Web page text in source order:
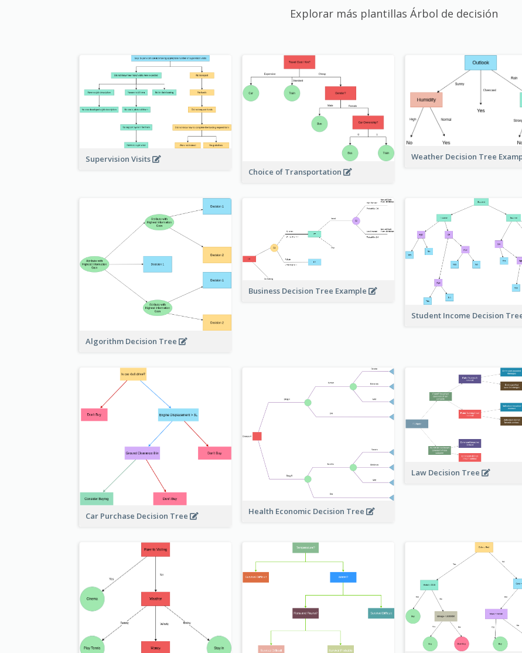
Explorar más plantillas Árbol de decisión
Supervision Visits
Choice of Transportation
Weather Decision Tree
Algorithm Decision Tree
Business Decision Tree Example
Student Income Decision
Car Purchase Decision Tree Health Economic Decision Tree
Law Decision Tree